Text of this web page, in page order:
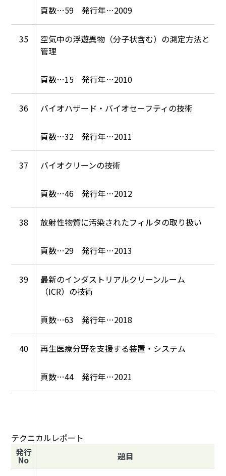
59 2009
35
空気中の浮遊異物（分子状含む）の測定方法と
管理
15 2010
36 バイオハザード・バイオセーフティの技術
32 2011
37 バイオクリーンの技術
46 2012
38 放射性物質に汚染されたフィルタの取り扱い
29 2013
39
最新のインダストリアルクリーンルーム
（ICR）の技術
63 2018
40 再生医療分野を支援する装置・システム
44 2021
テクニカルレポート
発行
No 題目